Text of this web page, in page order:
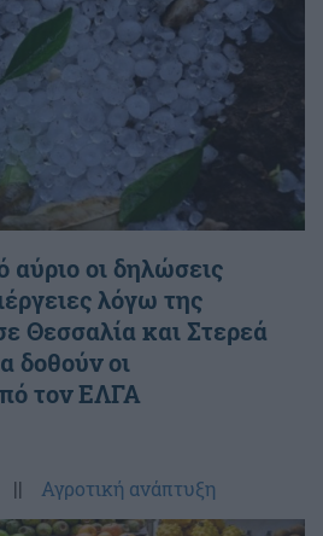
οι δηλώσεις
λόγω της
Θεσσαλία και Στερεά
δοθούν οι
τον ΕΛΓΑ
|| Αγροτική ανάπτυξη